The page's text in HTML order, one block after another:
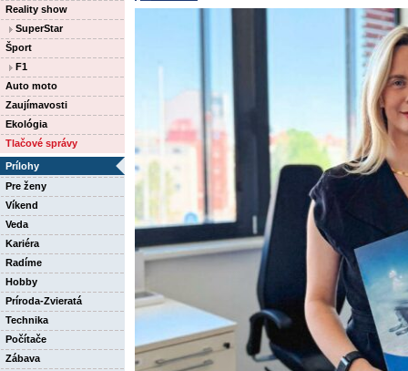
Reality show
SuperStar
Šport
F1
Auto moto
Zaujímavosti
Ekológia
Tlačové správy
Prílohy
Pre ženy
Víkend
Veda
Kariéra
Radíme
Hobby
Príroda-Zvieratá
Technika
Počítače
Zábava